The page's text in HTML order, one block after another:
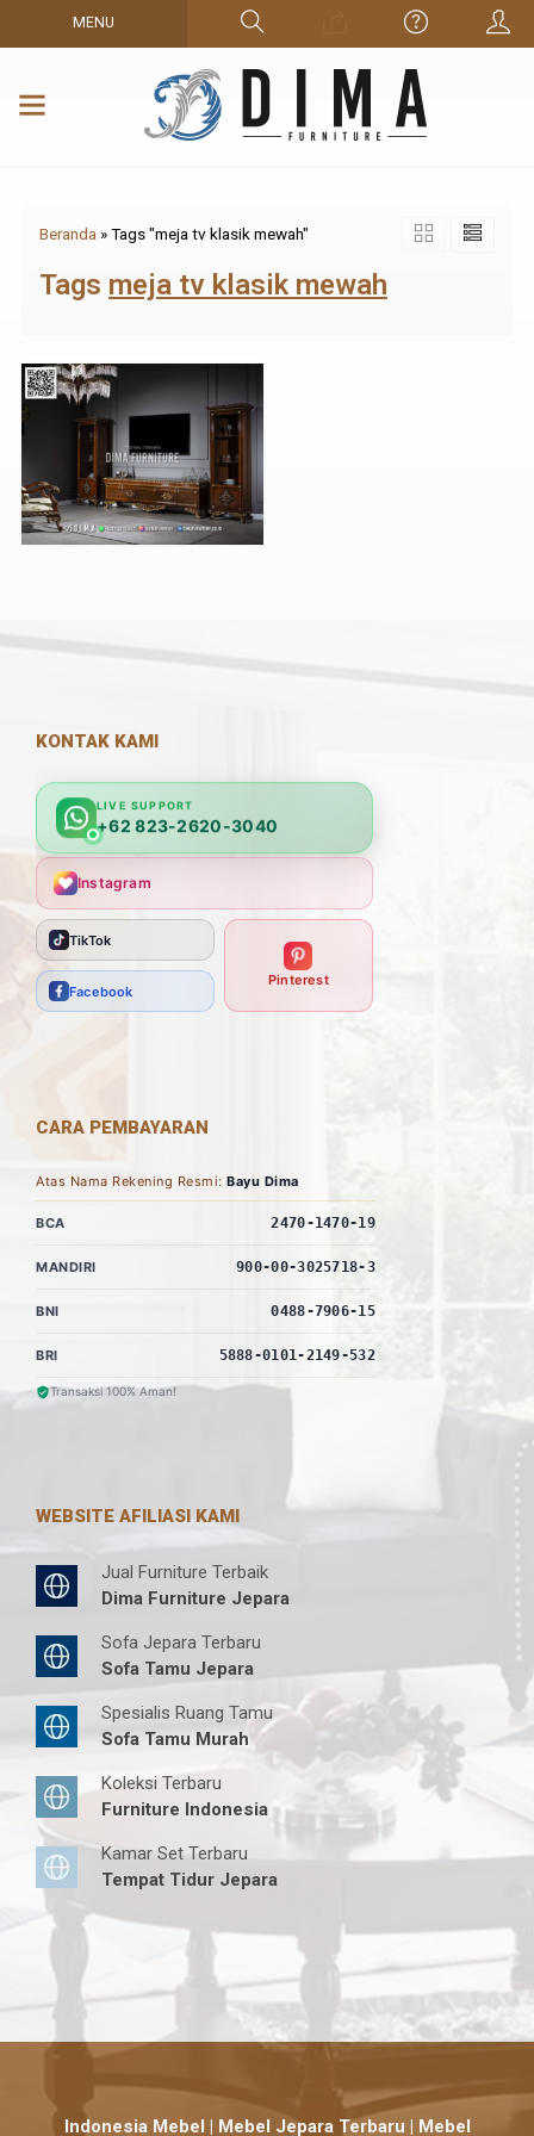
MENU
Beranda »Tags "meja tv klasik mewah"
Tags meja tv klasik mewah
KONTAK KAMI
LIVE SUPPORT
+62 823-2620-3040
Instagram
TikTok
Facebook
Pinterest
CARA PEMBAYARAN
Atas Nama Rekening Resmi: Bayu Dima
BCA 2470-1470-19
MANDIRI 900-00-3025718-3
BNI 0488-7906-15
BRI 5888-0101-2149-532
Transaksi 100% Aman!
WEBSITE AFILIASI KAMI
Jual Furniture Terbaik
Dima Furniture Jepara
Sofa Jepara Terbaru
Sofa Tamu Jepara
Spesialis Ruang Tamu
Sofa Tamu Murah
Koleksi Terbaru
Furniture Indonesia
Kamar Set Terbaru
Tempat Tidur Jepara
Indonesia Mebel | Mebel Jepara Terbaru | Mebel